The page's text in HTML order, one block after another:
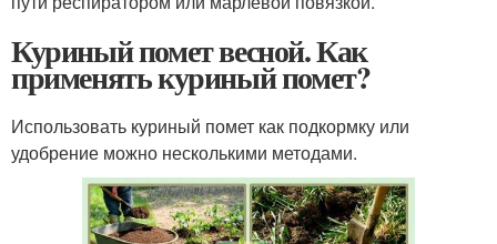
Куриный помет весной. Как
применять куриный помет?
Использовать куриный помет как подкормку или
удобрение можно несколькими методами.